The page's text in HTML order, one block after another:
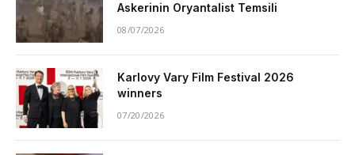
Askerinin Oryantalist Temsili
08/07/2026
Karlovy Vary Film Festival 2026
winners
07/20/2026